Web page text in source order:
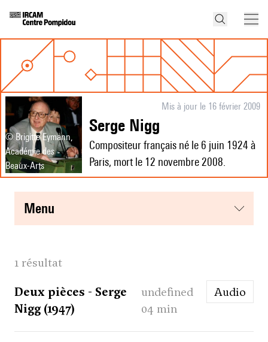
© Brigitte Eymann,
Académie des
Beaux-Arts
Mis à jour le 16 février 2009
Serge Nigg
Compositeur français né le 6 juin 1924 à
Paris, mort le 12 novembre 2008.
menu
1 résultat
Deux pièces - Serge
Nigg (1947)
undefined
04 min
Audio